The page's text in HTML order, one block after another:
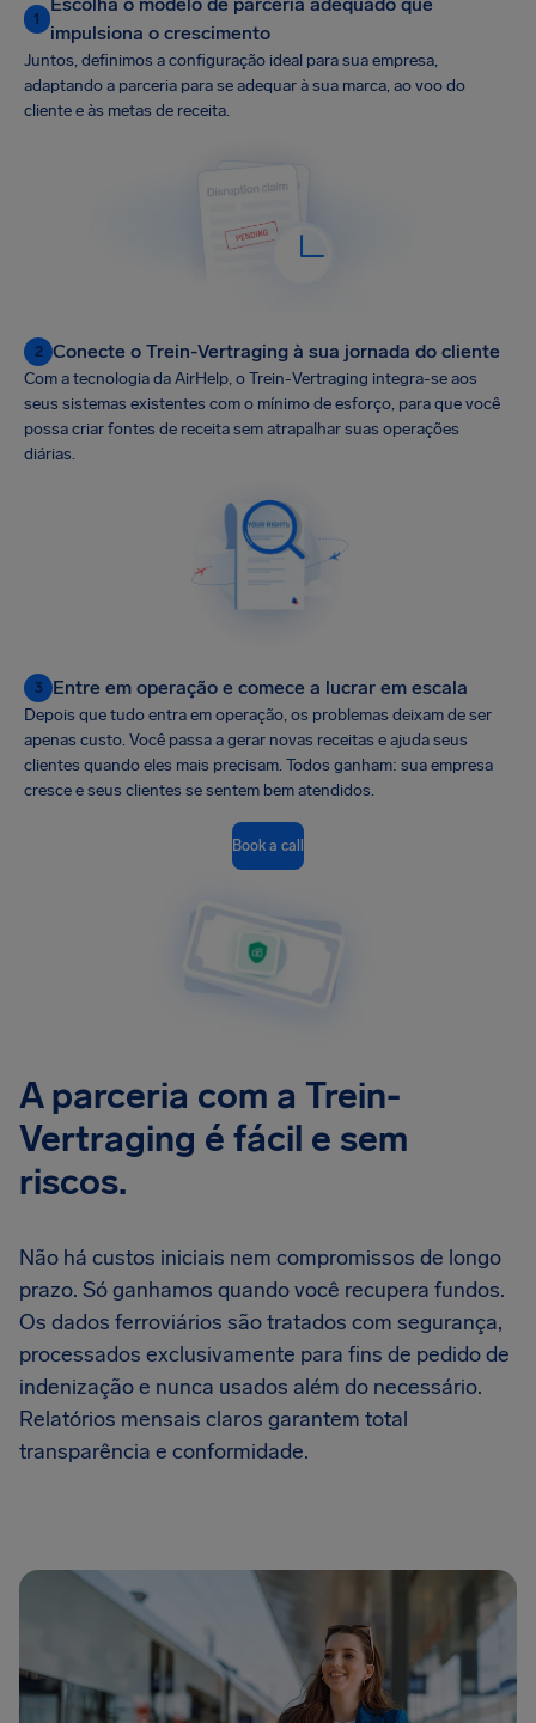
1
Escolha o modelo de parceria adequado que
impulsiona o crescimento
Juntos, definimos a configuração ideal para sua empresa,
adaptando a parceria para se adequar à sua marca, ao voo do
cliente e às metas de receita.
2 Conecte o Trein-Vertraging à sua jornada do cliente
Com a tecnologia da AirHelp, o Trein-Vertraging integra-se aos
seus sistemas existentes com o mínimo de esforço, para que você
possa criar fontes de receita sem atrapalhar suas operações
diárias.
3 Entre em operação e comece a lucrar em escala
Depois que tudo entra em operação, os problemas deixam de ser
apenas custo. Você passa a gerar novas receitas e ajuda seus
clientes quando eles mais precisam. Todos ganham: sua empresa
cresce e seus clientes se sentem bem atendidos.
Book a call
A parceria com a Trein-
Vertraging é fácil e sem
riscos.
Não há custos iniciais nem compromissos de longo
prazo. Só ganhamos quando você recupera fundos.
Os dados ferroviários são tratados com segurança,
processados exclusivamente para fins de pedido de
indenização e nunca usados além do necessário.
Relatórios mensais claros garantem total
transparência e conformidade.